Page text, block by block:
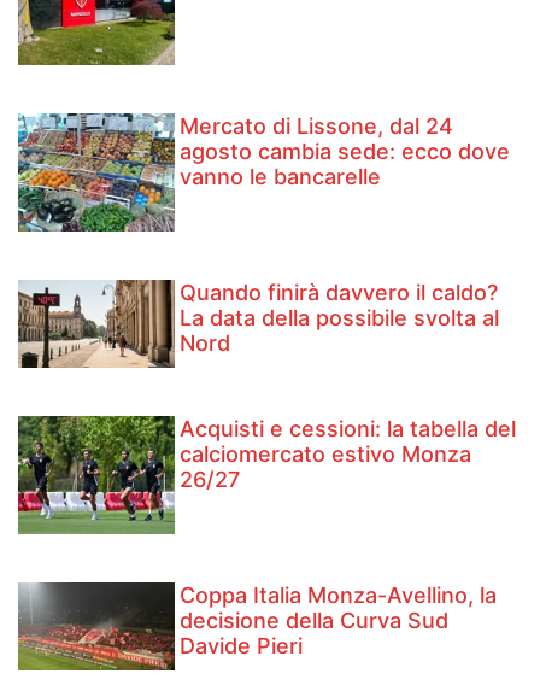
Mercato di Lissone, dal 24
agosto cambia sede: ecco dove
vanno le bancarelle
Quando finirà davvero il caldo?
La data della possibile svolta al
Nord
Acquisti e cessioni: la tabella del
calciomercato estivo Monza
26/27
Coppa Italia Monza-Avellino, la
decisione della Curva Sud
Davide Pieri